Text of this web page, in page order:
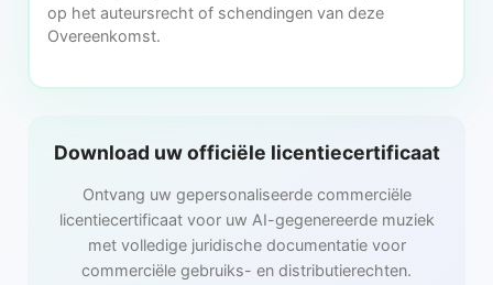
op het auteursrecht of schendingen van deze
Overeenkomst.
Download uw officiële licentiecertificaat
Ontvang uw gepersonaliseerde commerciële
licentiecertificaat voor uw AI-gegenereerde muziek
met volledige juridische documentatie voor
commerciële gebruiks- en distributierechten.